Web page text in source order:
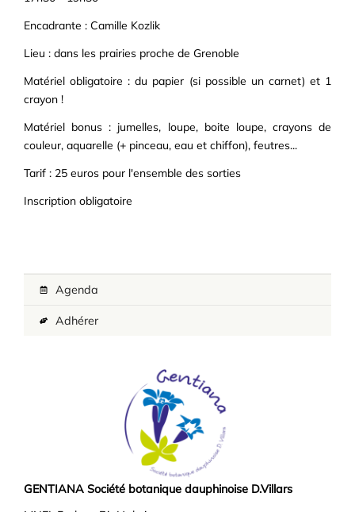
Encadrante : Camille Kozlik
Lieu : dans les prairies proche de Grenoble
Matériel obligatoire : du papier (si possible un carnet) et 1
crayon !
Matériel bonus : jumelles, loupe, boite loupe, crayons de
couleur, aquarelle (+ pinceau, eau et chiffon), feutres...
Tarif : 25 euros pour l'ensemble des sorties
Inscription obligatoire
Agenda
Adhérer
GENTIANA Société botanique dauphinoise D.Villars